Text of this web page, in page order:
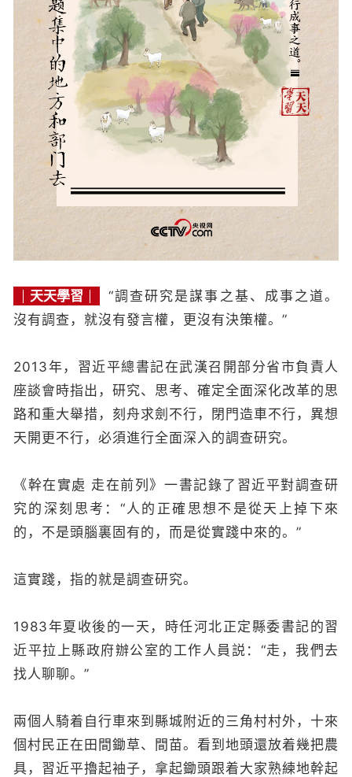
天天學習
“調查研究是謀事之基、成事之道。
沒有調查，就沒有發言權，更沒有決策權。”
2013年，習近平總書記在武漢召開部分省市負責人
座談會時指出，研究、思考、確定全面深化改革的思
路和重大舉措，刻舟求劍不行，閉門造車不行，異想
天開更不行，必須進行全面深入的調查研究。
《幹在實處 走在前列》一書記錄了習近平對調查研
究的深刻思考：“人的正確思想不是從天上掉下來
的，不是頭腦裏固有的，而是從實踐中來的。”
這實踐，指的就是調查研究。
1983年夏收後的一天，時任河北正定縣委書記的習
近平拉上縣政府辦公室的工作人員説：“走，我們去
找人聊聊。”
兩個人騎着自行車來到縣城附近的三角村村外，十來
個村民正在田間鋤草、間苗。看到地頭還放着幾把農
具，習近平擼起袖子，拿起鋤頭跟着大家熟練地幹起